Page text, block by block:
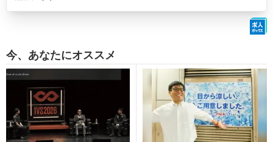
今、あなたにオススメ